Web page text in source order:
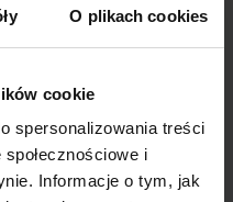
O plikach cookies
cookie
spersonalizowania treści
i
Informacje o tym, jak
efektywne
zlecenie od
Analiza
słów